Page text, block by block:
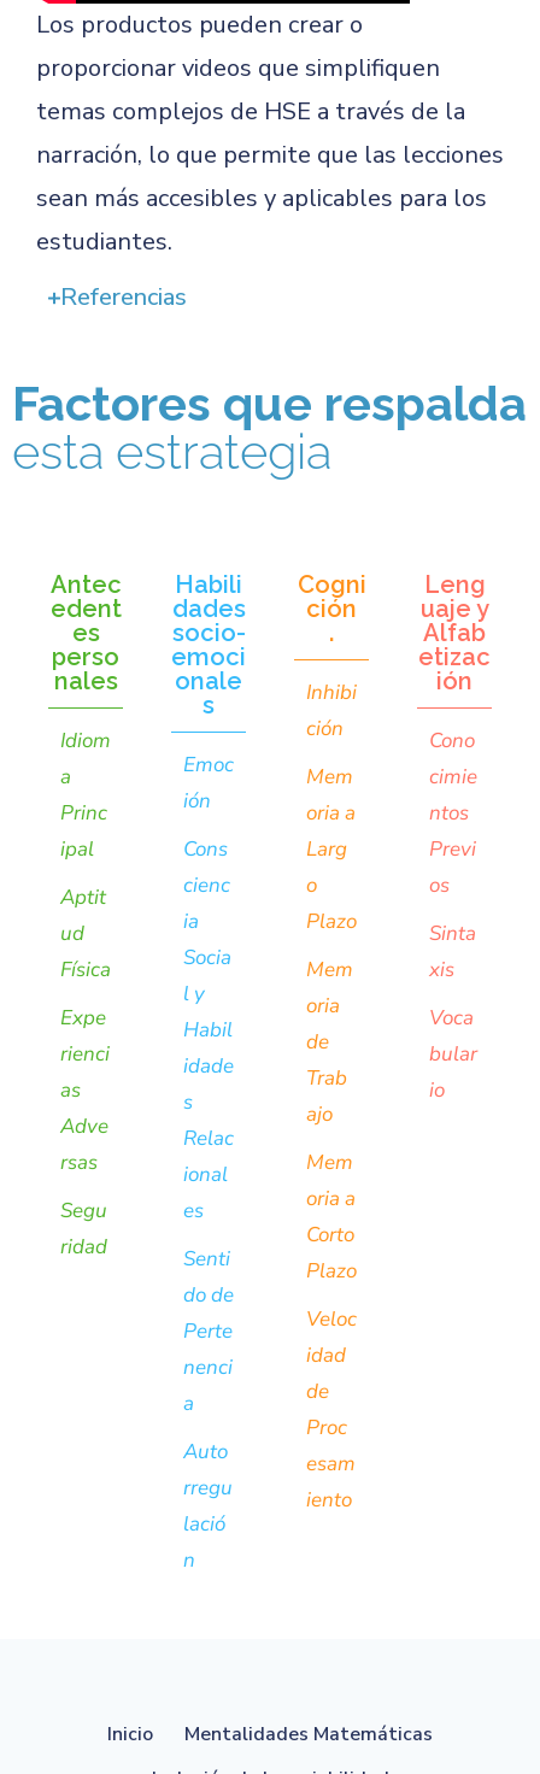
Los productos pueden crear o
proporcionar videos que simplifiquen
temas complejos de HSE a través de la
narración, lo que permite que las lecciones
sean más accesibles y aplicables para los
estudiantes.
Referencias
Factores que respalda
esta estrategia
Antec
edent
es
perso
nales
Idiom
a
Princ
ipal
Aptit
ud
Física
Expe
rienci
as
Adve
rsas
Segu
ridad
Habili
dades
socio-
emoci
onale
s
Emoc
ión
Cons
cienc
ia
Socia
l y
Habil
idade
s
Relac
ional
es
Senti
do de
Perte
nenci
a
Auto
rregu
lació
n
Cogni
ción
.
Inhibi
ción
Mem
oria a
Larg
o
Plazo
Mem
oria
de
Trab
ajo
Mem
oria a
Corto
Plazo
Veloc
idad
de
Proc
esam
iento
Leng
uaje y
Alfab
etizac
ión
Cono
cimie
ntos
Previ
os
Sinta
xis
Voca
bular
io
Inicio
Mentalidades Matemáticas